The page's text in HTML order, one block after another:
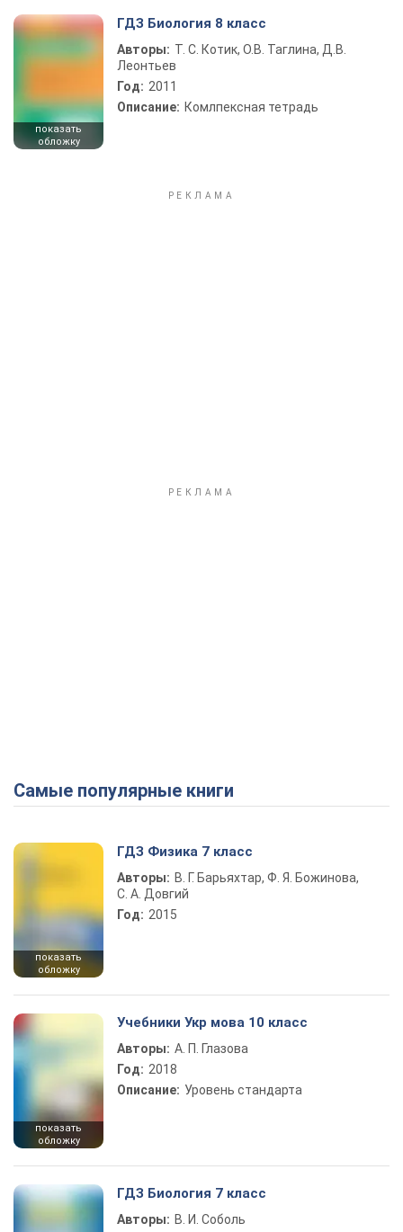
показать
обложку
ГДЗ Биология 8 класс
Авторы: Т. С. Котик, О.В. Таглина, Д.В.
Леонтьев
Год: 2011
Описание: Комлпексная тетрадь
Самые популярные книги
показать
обложку
ГДЗ Физика 7 класс
Авторы: В. Г. Барьяхтар, Ф. Я. Божинова,
С. А. Довгий
Год: 2015
показать
обложку
Учебники Укр мова 10 класс
Авторы: А. П. Глазова
Год: 2018
Описание: Уровень стандарта
ГДЗ Биология 7 класс
Авторы: В. И. Соболь